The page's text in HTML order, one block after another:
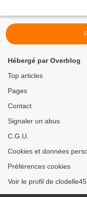
Hébergé par Overblog
Top articles
Pages
Contact
Signaler un abus
C.G.U.
Cookies et données
Préférences cookies
Voir le profil de